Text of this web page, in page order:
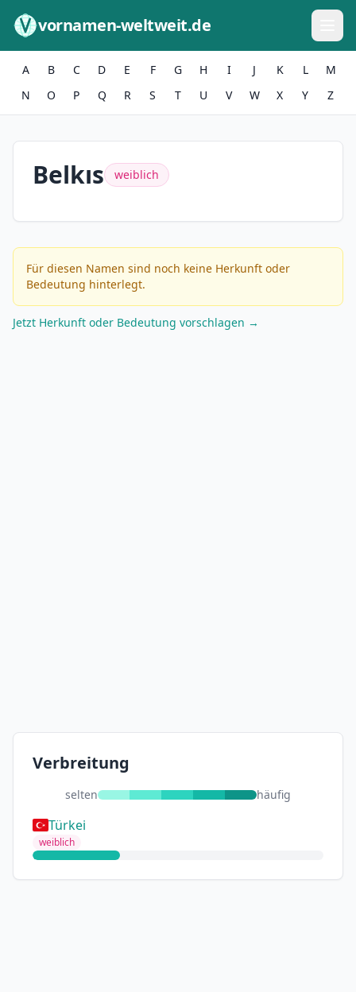
vornamen-weltweit.de
A B C D E F G H I J K L
M
N
O P Q R S T U V W X Y Z
Belkıs weiblich
Für diesen Namen sind noch keine Herkunft oder
Bedeutung hinterlegt.
Jetzt Herkunft oder Bedeutung vorschlagen →
Verbreitung
selten häufig
Türkei
weiblich